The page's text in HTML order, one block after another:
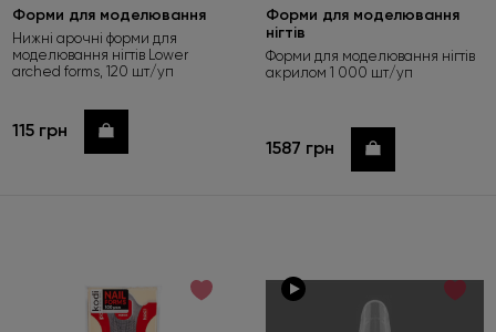
Форми для моделювання
Нижні арочні форми для
моделювання нігтів Lower
arched forms, 120 шт/уп
115 грн Купити
Форми для моделювання
нігтів
Форми для моделювання нігтів
акрилом 1 000 шт/уп
1587 грн Купити